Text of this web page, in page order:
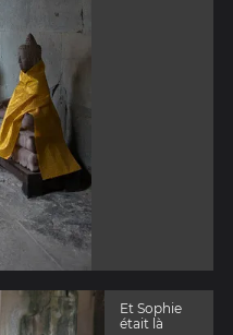
Et Sophie
était là